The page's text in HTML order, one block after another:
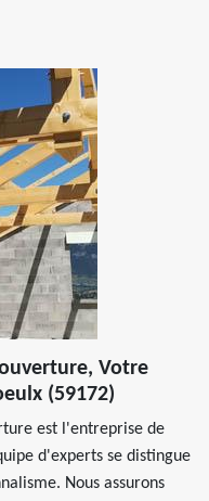
Votre
(59172)
est l'entreprise de
d'experts se distingue
Nous assurons